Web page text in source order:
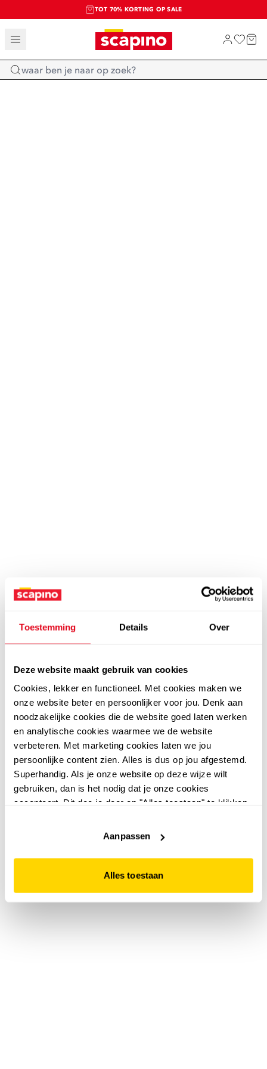
Toestemming Details Over
Deze website maakt gebruik van cookies
Cookies, lekker en functioneel. Met cookies maken we
onze website beter en persoonlijker voor jou. Denk aan
noodzakelijke cookies die de website goed laten werken
en analytische cookies waarmee we de website
verbeteren. Met marketing cookies laten we jou
persoonlijke content zien. Alles is dus op jou afgestemd.
Superhandig. Als je onze website op deze wijze wilt
gebruiken, dan is het nodig dat je onze cookies
accepteert. Dit doe je door op "Alles toestaan" te klikken.
website niet optimaal functioneert.
Aanpassen
Alles toestaan
TOT 70% KORTING OP SALE
SALE: LAATSTE KANS!
SHOP NIEUW
Home